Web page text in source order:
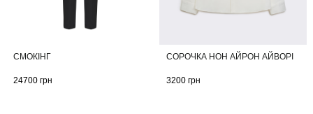
СМОКІНГ
24700 грн
СОРОЧКА НОН АЙРОН АЙВОРІ
3200 грн